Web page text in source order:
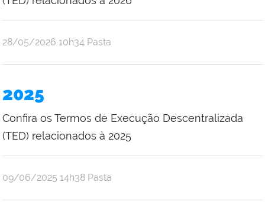
por
Bruce
publicado
28/05/2026 10h34 Pasta
2025
Confira os Termos de Execução Descentralizada
(TED) relacionados à 2025
por
publicado
09/06/2025 14h38 Pasta